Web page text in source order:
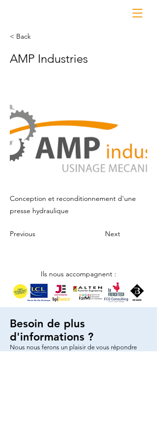
< Back
AMP Industries
Conception et reconditionnement d'une
presse hydraulique
Previous Next
Ils nous accompagnent :
Besoin de plus
d'informations ?
Nous nous ferons un plaisir de vous répondre